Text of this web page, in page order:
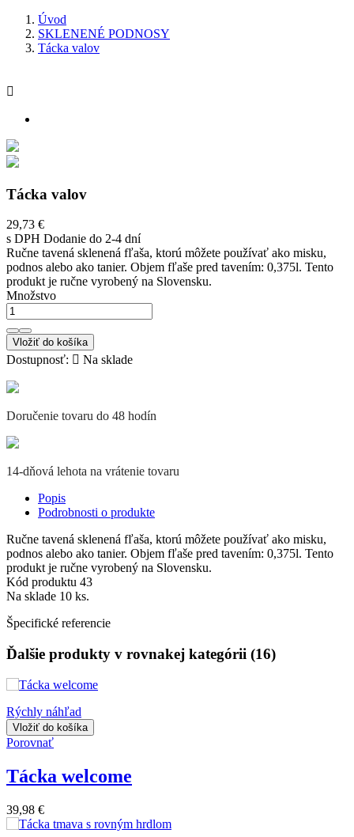
Úvod
SKLENENÉ PODNOSY
Tácka valov

Tácka valov
29,73 €
s DPH Dodanie do 2-4 dní
Ručne tavená sklenená fľaša, ktorú môžete používať ako misku,
podnos alebo ako tanier. Objem fľaše pred tavením: 0,375l. Tento
produkt je ručne vyrobený na Slovensku.
Množstvo
Vložiť do košíka
Dostupnosť:  Na sklade
Doručenie tovaru do 48 hodín
14-dňová lehota na vrátenie tovaru
Popis
Podrobnosti o produkte
Ručne tavená sklenená fľaša, ktorú môžete používať ako misku,
podnos alebo ako tanier. Objem fľaše pred tavením: 0,375l. Tento
produkt je ručne vyrobený na Slovensku.
Kód produktu 43
Na sklade 10 ks.
Špecifické referencie
Ďalšie produkty v rovnakej kategórii (16)
Rýchly náhľad
Vložiť do košíka
Porovnať
Tácka welcome
39,98 €